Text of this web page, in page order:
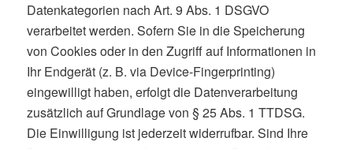
Datenkategorien nach Art. 9 Abs. 1 DSGVO
verarbeitet werden. Sofern Sie in die Speicherung
von Cookies oder in den Zugriff auf Informationen in
Ihr Endgerät (z. B. via Device-Fingerprinting)
eingewilligt haben, erfolgt die Datenverarbeitung
zusätzlich auf Grundlage von § 25 Abs. 1 TTDSG.
Die Einwilligung ist jederzeit widerrufbar. Sind Ihre